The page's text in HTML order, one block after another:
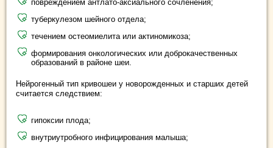
повреждением антлато-аксиального сочленения;
туберкулезом шейного отдела;
течением остеомиелита или актиномикоза;
формирования онкологических или доброкачественных
образований в районе шеи.
Нейрогенный тип кривошеи у новорожденных и старших детей
считается следствием:
гипоксии плода;
внутриутробного инфицирования малыша;